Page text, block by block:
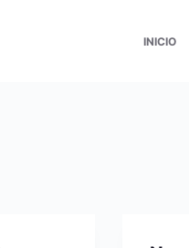
INICIO